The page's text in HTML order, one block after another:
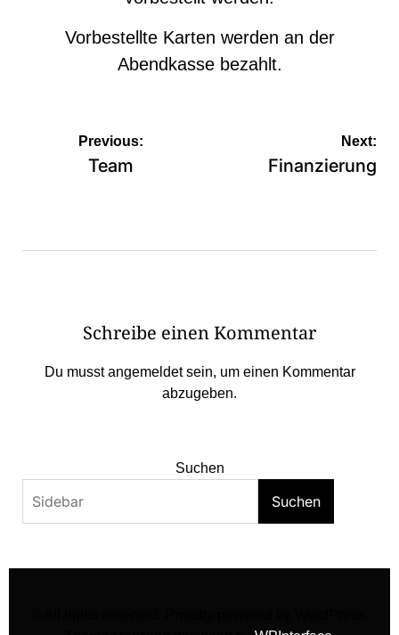
Vorbestellte Karten werden an der
Abendkasse bezahlt.
Beitragsnavigation
Previous:
Team
Next:
Finanzierung
Schreibe einen Kommentar
Du musstangemeldetsein, um einen Kommentar
abzugeben.
Suchen
Suchen